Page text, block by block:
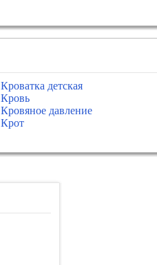
Кроватка детская
Кровь
Кровяное давление
Крот